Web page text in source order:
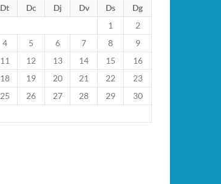
Dt Dc Dj Dv Ds
Dg
1
2
4 5 6 7 8
9
11 12 13 14 15
16
18 19 20 21 22
23
25 26 27 28 29
30